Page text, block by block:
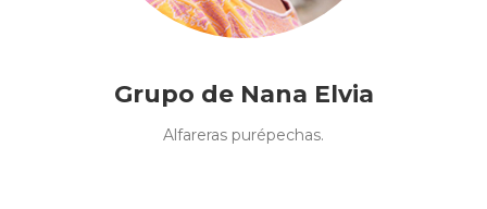
Grupo de Nana Elvia
Alfareras purépechas.